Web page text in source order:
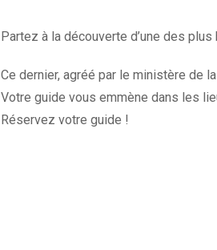
Partez à la découverte d’une des
Ce dernier, agréé par le ministère de
Votre guide vous emmène dans les
Réservez votre guide !